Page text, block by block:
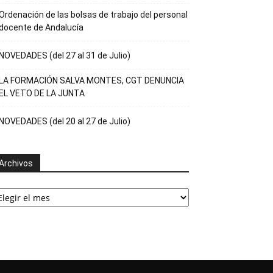
de las bolsas de trabajo del personal
de Andalucía
(del 27 al 31 de Julio)
FORMACIÓN SALVA MONTES, CGT DENUNCIA
VETO DE LA JUNTA
(del 20 al 27 de Julio)